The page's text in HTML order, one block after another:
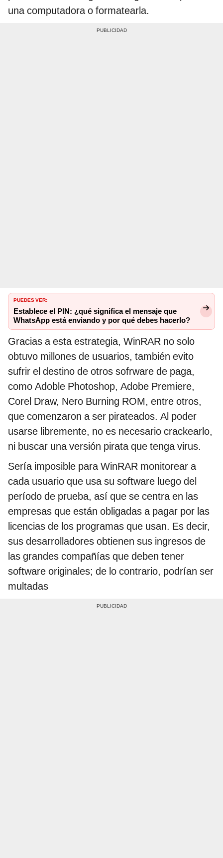
una computadora o formatearla.
PUEDES VER:
Establece el PIN: ¿qué significa el mensaje que
WhatsApp está enviando y por qué debes hacerlo?
Gracias a esta estrategia, WinRAR no solo
obtuvo millones de usuarios, también evito
sufrir el destino de otros sofrware de paga,
como Adoble Photoshop, Adobe Premiere,
Corel Draw, Nero Burning ROM, entre otros,
que comenzaron a ser pirateados. Al poder
usarse libremente, no es necesario crackearlo,
ni buscar una versión pirata que tenga virus.
Sería imposible para WinRAR monitorear a
cada usuario que usa su software luego del
período de prueba, así que se centra en las
empresas que están obligadas a pagar por las
licencias de los programas que usan. Es decir,
sus desarrolladores obtienen sus ingresos de
las grandes compañías que deben tener
software originales; de lo contrario, podrían ser
multadas